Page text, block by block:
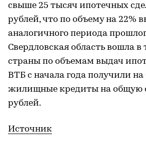
свыше 25 тысяч ипотечных
рублей, что по объему на 22%
аналогичного периода
Свердловская область вошла в
страны по объемам выдач
ВТБ с начала года получили
жилищные кредиты на общую
рублей.
Источник